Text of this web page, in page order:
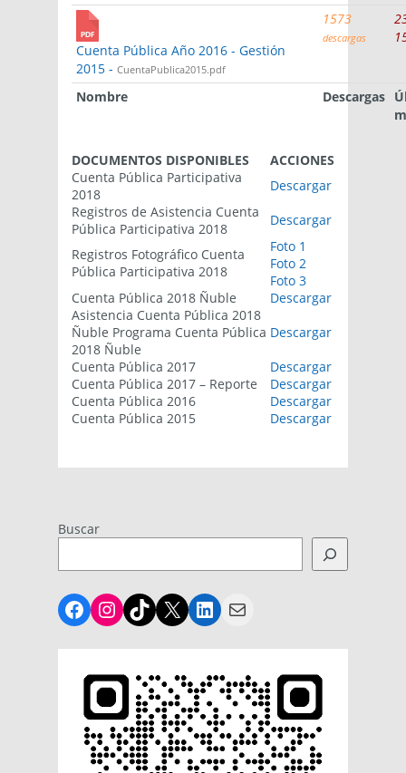
Nombre Descargas
Cuenta Pública Año 2016 - Gestión
2015 - CuentaPublica2015.pdf
1573
descargas
DOCUMENTOS DISPONIBLES
ACCIONES
Cuenta Pública Participativa
2018
Descargar
Registros de Asistencia Cuenta
Pública Participativa 2018
Descargar
Registros Fotográfico Cuenta
Pública Participativa 2018
Foto 1
Foto 2
Foto 3
Cuenta Pública 2018 Ñuble
Descargar
Asistencia Cuenta Pública 2018
Ñuble Programa Cuenta Pública
2018 Ñuble
Descargar
Cuenta Pública 2017
Descargar
Cuenta Pública 2017 – Reporte
Descargar
Cuenta Pública 2016
Descargar
Cuenta Pública 2015
Descargar
Buscar
Facebook
Instagram
TikTok
X LinkedIn
Mail